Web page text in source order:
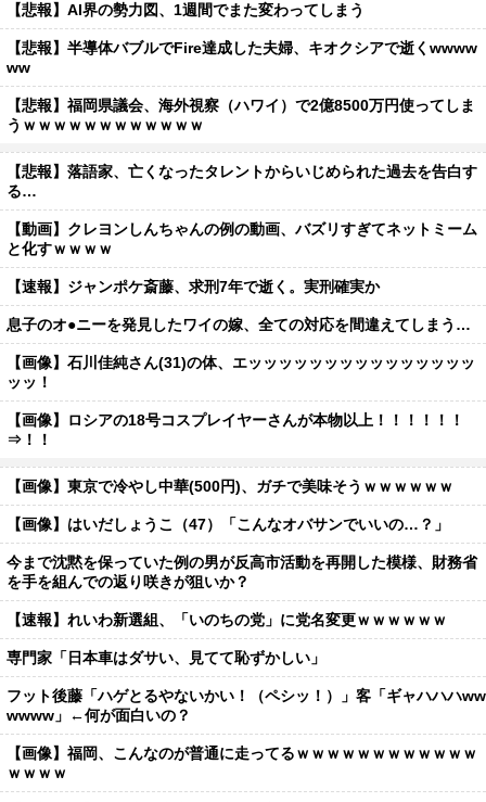
【悲報】AI界の勢力図、1週間でまた変わってしまう
【悲報】半導体バブルでFire達成した夫婦、キオクシアで逝くwwww
ww
【悲報】福岡県議会、海外視察（ハワイ）で2億8500万円使ってしま
うｗｗｗｗｗｗｗｗｗｗｗｗ
【悲報】落語家、亡くなったタレントからいじめられた過去を告白す
る…
【動画】クレヨンしんちゃんの例の動画、バズリすぎてネットミーム
と化すｗｗｗｗ
【速報】ジャンポケ斎藤、求刑7年で逝く。実刑確実か
息子のオ●ニーを発見したワイの嫁、全ての対応を間違えてしまう…
【画像】石川佳純さん(31)の体、エッッッッッッッッッッッッッッッ
ッッ！
【画像】ロシアの18号コスプレイヤーさんが本物以上！！！！！！
⇒！！
【画像】東京で冷やし中華(500円)、ガチで美味そうｗｗｗｗｗｗ
【画像】はいだしょうこ（47）「こんなオバサンでいいの…？」
今まで沈黙を保っていた例の男が反高市活動を再開した模様、財務省
を手を組んでの返り咲きが狙いか？
【速報】れいわ新選組、「いのちの党」に党名変更ｗｗｗｗｗｗ
専門家「日本車はダサい、見てて恥ずかしい」
フット後藤「ハゲとるやないかい！（ペシッ！）」客「ギャハハハww
wwww」←何が面白いの？
【画像】福岡、こんなのが普通に走ってるｗｗｗｗｗｗｗｗｗｗｗｗ
ｗｗｗｗ